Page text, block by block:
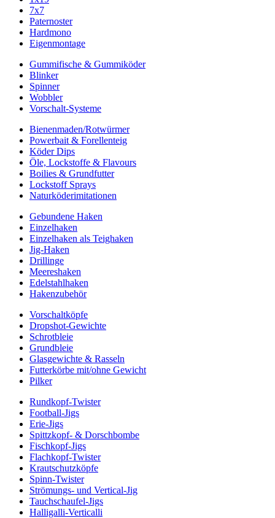
7x7
Paternoster
Hardmono
Eigenmontage
Gummifische & Gummiköder
Blinker
Spinner
Wobbler
Vorschalt-Systeme
Bienenmaden/Rotwürmer
Powerbait & Forellenteig
Köder Dips
Öle, Lockstoffe & Flavours
Boilies & Grundfutter
Lockstoff Sprays
Naturköderimitationen
Gebundene Haken
Einzelhaken
Einzelhaken als Teighaken
Jig-Haken
Drillinge
Meereshaken
Edelstahlhaken
Hakenzubehör
Vorschaltköpfe
Dropshot-Gewichte
Schrotbleie
Grundbleie
Glasgewichte & Rasseln
Futterkörbe mit/ohne Gewicht
Pilker
Rundkopf-Twister
Football-Jigs
Erie-Jigs
Spittzkopf- & Dorschbombe
Fischkopf-Jigs
Flachkopf-Twister
Krautschutzköpfe
Spinn-Twister
Strömungs- und Vertical-Jig
Tauchschaufel-Jigs
Halligalli-Verticalli